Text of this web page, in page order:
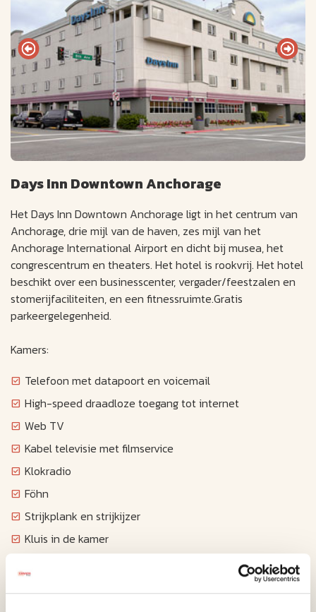
Days Inn Downtown Anchorage
Het Days Inn Downtown Anchorage ligt in het centrum van
Anchorage, drie mijl van de haven, zes mijl van het
Anchorage International Airport en dicht bij musea, het
congrescentrum en theaters. Het hotel is rookvrij. Het hotel
beschikt over een businesscenter, vergader/feestzalen en
stomerijfaciliteiten, en een fitnessruimte.Gratis
parkeergelegenheid.
Kamers:
Telefoon met datapoort en voicemail
High-speed draadloze toegang tot internet
Web TV
Kabel televisie met filmservice
Klokradio
Föhn
Strijkplank en strijkijzer
Kluis in de kamer